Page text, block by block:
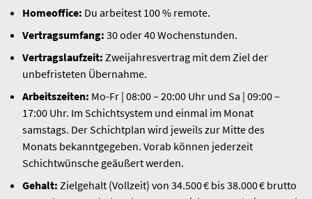
Homeoffice: Du arbeitest 100 % remote.
Vertragsumfang: 30 oder 40 Wochenstunden.
Vertragslaufzeit: Zweijahresvertrag mit dem Ziel der
unbefristeten Übernahme.
Arbeitszeiten: Mo-Fr | 08:00 – 20:00 Uhr und Sa | 09:00 –
17:00 Uhr. Im Schichtsystem und einmal im Monat
samstags. Der Schichtplan wird jeweils zur Mitte des
Monats bekanntgegeben. Vorab können jederzeit
Schichtwünsche geäußert werden.
Gehalt: Zielgehalt (Vollzeit) von 34.500 € bis 38.000 € brutto